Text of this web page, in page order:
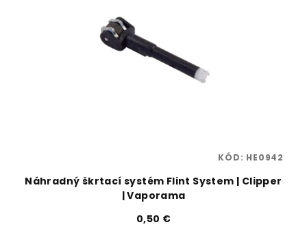
Náhradný škrtací systém Flint System | Clipper
| Vaporama
0,50 €
KÓD: HE0942